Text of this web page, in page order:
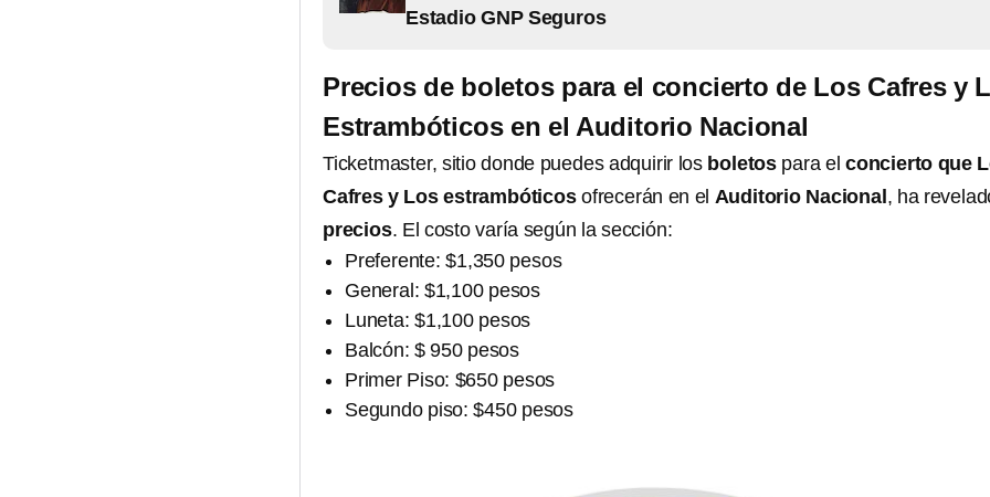
Estadio GNP Seguros
Precios de boletos para el concierto de Los Cafres y
Estrambóticos en el Auditorio Nacional
Ticketmaster, sitio donde puedes adquirir los boletos para elconcierto que
Cafres y Los estrambóticosofrecerán en el Auditorio Nacional , ha
precios. El costo varía según la sección:
Preferente: $1,350 pesos
General: $1,100 pesos
Luneta: $1,100 pesos
Balcón: $ 950 pesos
Primer Piso: $650 pesos
Segundo piso: $450 pesos